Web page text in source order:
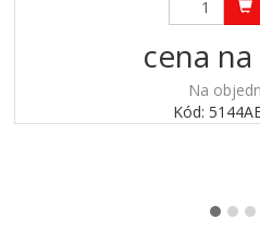
cena
Na
Kód: